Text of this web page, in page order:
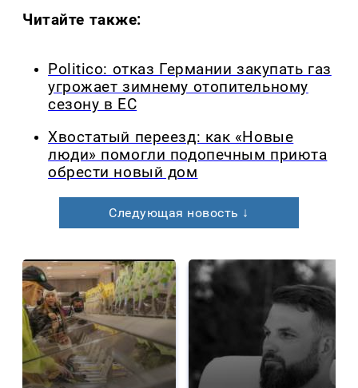
Читайте также:
Politico: отказ Германии закупать газ
угрожает зимнему отопительному
сезону в ЕС
Хвостатый переезд: как «Новые
люди» помогли подопечным приюта
обрести новый дом
Следующая новость ↓